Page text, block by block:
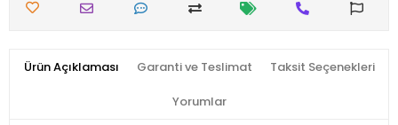
Ürün Açıklaması Garanti ve Teslimat Taksit Seçenekleri
Yorumlar